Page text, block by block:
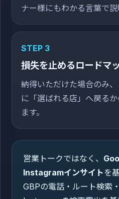
ナー様にもわかる言葉で説
STEP 3
損失を止めるロードマ
納得いただけた場合のみ
に「選ばれる店」へ戻る
ます。
営業トークではなく、
Instagramインサイトを
GBPの電話・ルート検索